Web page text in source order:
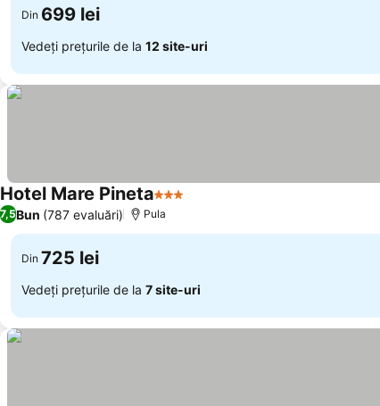
Din 699 lei
Vedeți prețurile de la 12 site-uri
Hotel Mare Pineta3 Stele
7,5Bun (787 evaluări) Pula
Din 725 lei
Vedeți prețurile de la 7 site-uri